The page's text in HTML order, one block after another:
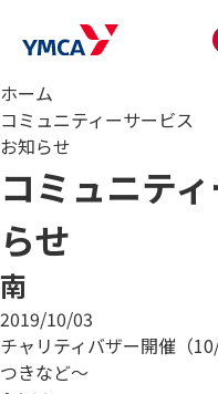
ホーム
コミュニティーサービス
お知らせ
コミュニテ
らせ
南
2019/10/03
チャリティバザー開催（
つきなど～